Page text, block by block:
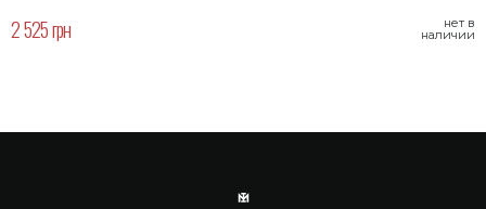
2 525 грн нет в
наличии